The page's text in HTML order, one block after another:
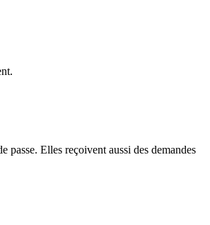
passe. Elles reçoivent aussi des demandes